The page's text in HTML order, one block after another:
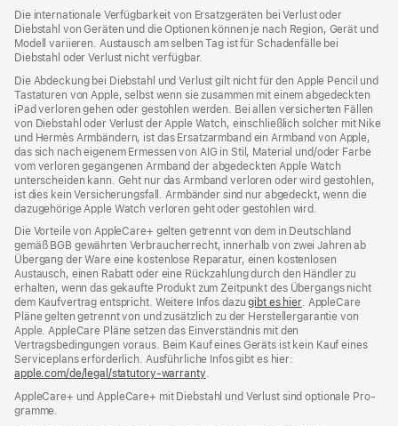
Die internationale Verfügbarkeit von Ersatzgeräten bei Verlust oder
Diebstahl von Geräten und die Optionen können je nach Region, Gerät und
Modell variieren. Austausch am selben Tag ist für Schadenfälle bei
Diebstahl oder Verlust nicht verfügbar.
Die Abdeckung bei Diebstahl und Verlust gilt nicht für den Apple Pencil und
Tastaturen von Apple, selbst wenn sie zusammen mit einem abgedeckten
iPad verloren gehen oder gestohlen werden. Bei allen versicherten Fällen
von Diebstahl oder Verlust der Apple Watch, einschließlich solcher mit Nike
und Hermès Armbändern, ist das Ersatzarmband ein Armband von Apple,
das sich nach eigenem Ermessen von AIG in Stil, Material und/oder Farbe
vom verloren gegangenen Armband der abgedeckten Apple Watch
unterscheiden kann. Geht nur das Armband verloren oder wird gestohlen,
ist dies kein Versicherungsfall. Armbänder sind nur abgedeckt, wenn die
dazugehörige Apple Watch verloren geht oder gestohlen wird.
Die Vorteile von AppleCare+ gelten getrennt von dem in Deutschland
gemäß BGB gewährten Verbraucher­recht, inner­halb von zwei Jahren ab
Übergang der Ware eine kosten­lose Reparatur, einen kosten­losen
Austausch, einen Rabatt oder eine Rück­zahlung durch den Händler zu
erhalten, wenn das gekaufte Produkt zum Zeit­punkt des Übergangs nicht
dem Kauf­vertrag ent­spricht. Weitere Infos dazugibt es hier(Öffnet
ein
Fenster)
. AppleCare
Pläne gelten getrennt von und zu­sätz­lich zu der Hersteller­garantie von
Apple. AppleCare Pläne setzen das Einverständnis mit den
Vertragsbedingungen voraus. Beim Kauf eines Geräts ist kein Kauf eines
Serviceplans erfor­der­lich. Ausführliche Infos gibt es hier:
apple.com/de/legal/statutory-warranty(Öffnet
neues
.
AppleCare+ und AppleCare+ mit Dieb­stahl und Verlust sind optionale Pro­
gramme.